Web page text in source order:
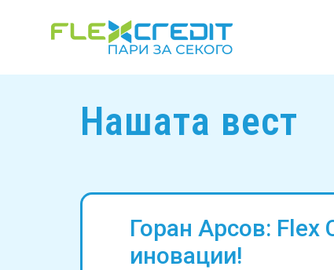
Нашата вест
Горан Арсов: Flex
иновации!